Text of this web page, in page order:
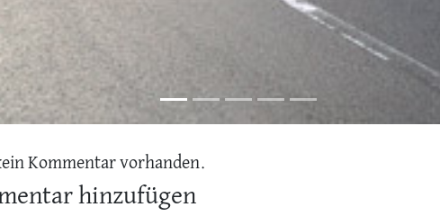
Kommentar vorhanden.
hinzufügen